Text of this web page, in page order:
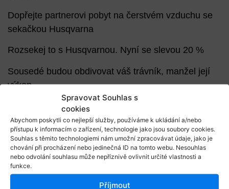
Spravovat Souhlas s
cookies
Abychom poskytli co nejlepší služby, používáme k ukládání a/nebo
přístupu k informacím o zařízení, technologie jako jsou soubory cookies.
Souhlas s těmito technologiemi nám umožní zpracovávat údaje, jako je
chování při procházení nebo jedinečná ID na tomto webu. Nesouhlas
nebo odvolání souhlasu může nepříznivě ovlivnit určité vlastnosti a
funkce.
Příjmout
Dopřejte partnerovi pobyt na čerstvém vzduchu se
sekačkou Husqvarna
Rozsekej to s Husqvarnou. Nyní se slevou 20 %
Sousedé budou obdivovat váš trávník, manžel její
výkon
Husqvarna: sekačky od mistrů v motocrossu
Pojistka na blbost Allianz
Pojistka na blbost Allianz: Ochranný štít vaší
domácnosti
10 častých nehod, které za vás pojistka na blbost